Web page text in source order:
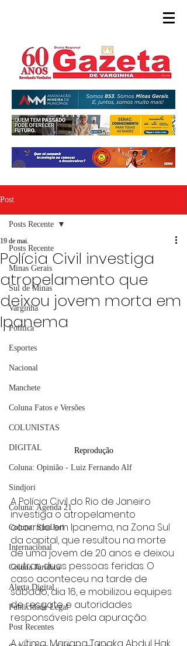
Post
Posts Recente
Minas Gerais
Sul de Minas
Varginha
Política
Esportes
Nacional
Manchete
Coluna Fatos e Versões
COLUNISTAS
DIGITAL
Coluna: Opinião - Luiz Fernando Alf
Sindjori
Coluna: Agenda 21
Coluna: SindJori
Internacional
Coluna Jurídica
Alerta Digital
Publicidade Legal
Post Recentes
Posts Recente
Polícia Civil investiga
atropelamento que
deixou jovem morta em
Ipanema
19 de mai.
Reprodução
A Polícia Civil do Rio de Janeiro
investiga o atropelamento
ocorrido em Ipanema, na Zona Sul
da capital, que resultou na morte
de uma jovem de 20 anos e deixou
outras duas pessoas feridas. O
caso aconteceu na tarde de
sábado, dia 16, e mobilizou equipes
de resgate e autoridades
responsáveis pela apuração.
A vítima, Mariana Tanaka Abdul Hak,